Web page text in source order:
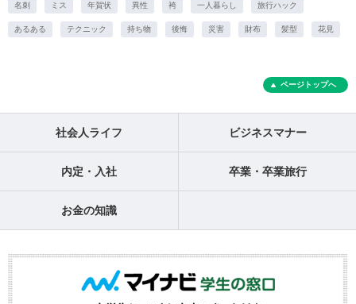
名刺 ミス 年賀状 異性 袴 一人暮らし 旅行ハック
あるある テクニック 持ち物 後悔 災害 財布 髪型 花見
ページトップへ
社会人ライフ ビジネスマナー
内定・入社 卒業・卒業旅行
お金の知識